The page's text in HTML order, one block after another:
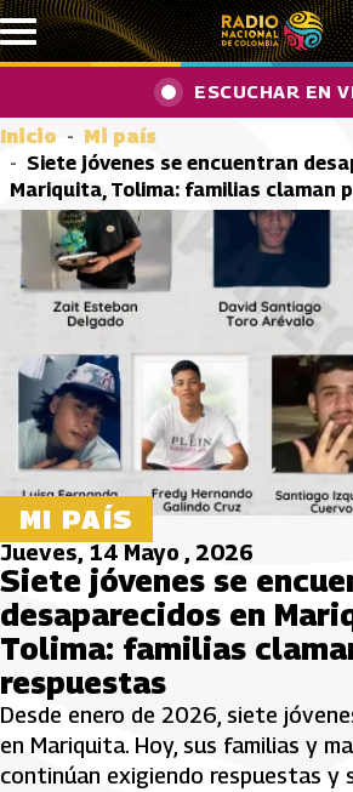
Pasar al contenido principal
ESCUCHAR EN
Inicio
Mi país
Siete jóvenes se encuentran
Mariquita, Tolima: familias claman
MI PAÍS
Jueves, 14 Mayo , 2026
Siete jóvenes se
desaparecidos en
Tolima: familias
respuestas
Desde enero de 2026, siete
en Mariquita. Hoy, sus familias y
continúan exigiendo respuestas y